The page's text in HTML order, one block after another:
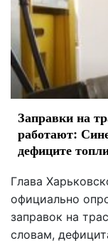
Заправки на
работают:
дефиците
Глава
официально
заправок на
словам,